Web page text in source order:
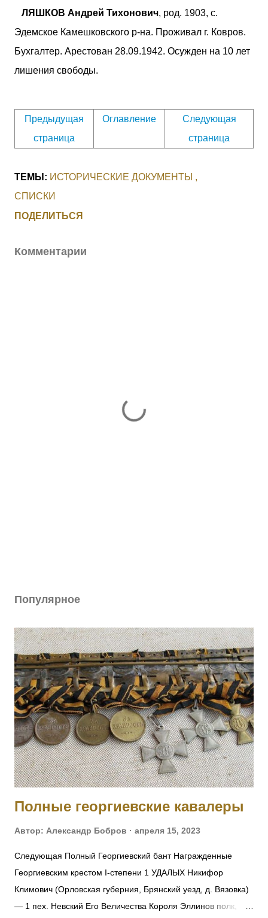
ЛЯШКОВ Андрей Тихонович, род. 1903, с.
Эдемское Камешковского р-на. Проживал г. Ковров.
Бухгалтер. Арестован 28.09.1942. Осужден на 10 лет
лишения свободы.
Предыдущая
страница
Оглавление
Следующая
страница
ТЕМЫ: ИСТОРИЧЕСКИЕ ДОКУМЕНТЫ
СПИСКИ
ПОДЕЛИТЬСЯ
Комментарии
Популярное
Полные георгиевские кавалеры
Автор: Александр Бобров апреля 15, 2023
Следующая Полный Георгиевский бант Награжденные
Георгиевским крестом I-степени 1 УДАЛЫХ Никифор
Климович (Орловская губерния, Брянский уезд, д. Вязовка)
— 1 пех. Невский Его Величества Короля Эллинов полк,